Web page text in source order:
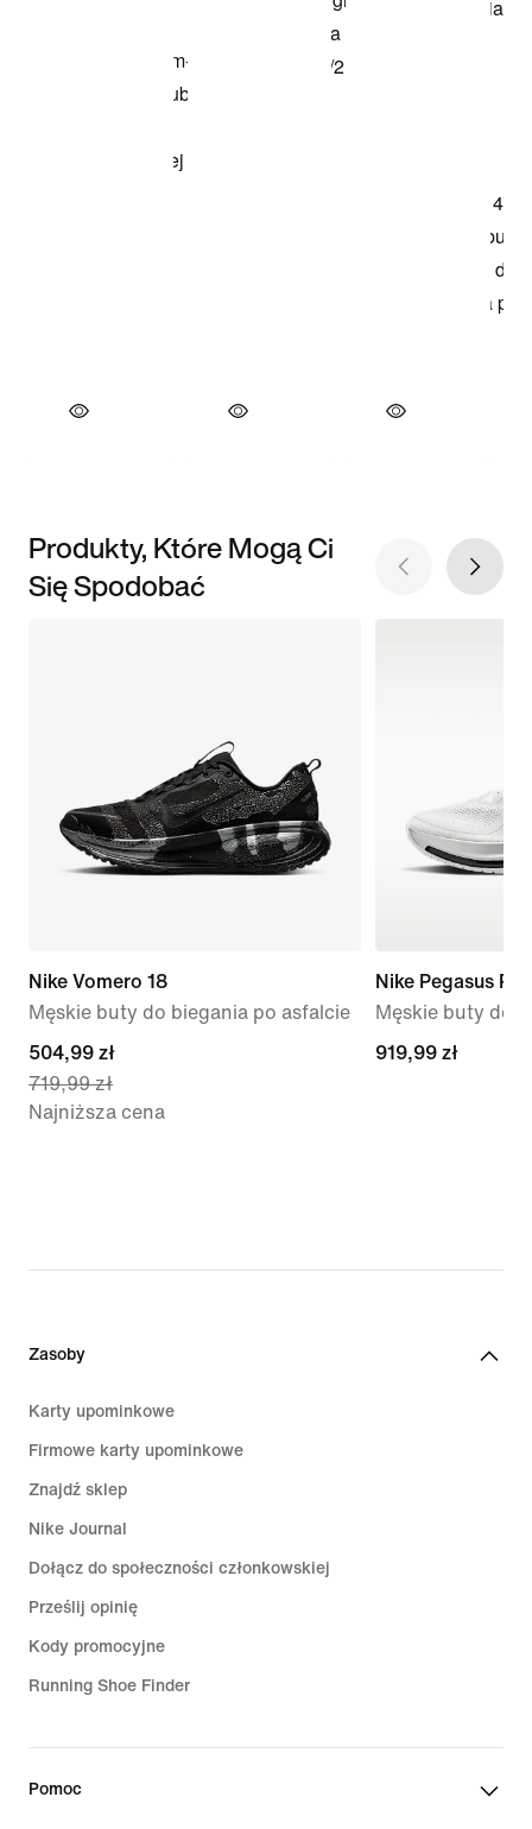
Produkty, Które Mogą Ci
Się Spodobać
Nike Vomero 18
Męskie buty do biegania po asfalcie
current
price
504,99 zł,
504,99 zł
719,99 zł
Najniższa cena
Nike Pegasus
Męskie buty do
919,99 zł
919,99 zł
Zasoby
Karty upominkowe
Firmowe karty upominkowe
Znajdź sklep
Nike Journal
Dołącz do społeczności członkowskiej
Prześlij opinię
Kody promocyjne
Running Shoe Finder
Pomoc